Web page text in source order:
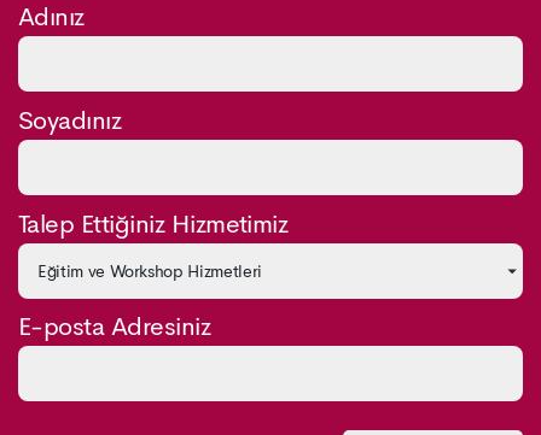
Adınız
Soyadınız
Talep Ettiğiniz Hizmetimiz
E-posta Adresiniz